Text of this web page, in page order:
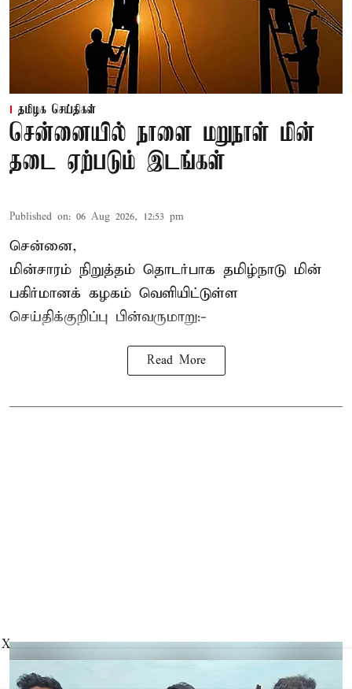
தமிழக செய்திகள்
சென்னையில் நாளை மறுநாள் மின்
தடை ஏற்படும் இடங்கள்
Published on: 06 Aug 2026, 12:53 pm
சென்னை,
மின்சாரம் நிறுத்தம் தொடர்பாக தமிழ்நாடு மின்
பகிர்மானக் கழகம் வெளியிட்டுள்ள
செய்திக்குறிப்பு பின்வருமாறு:-
Read More
X